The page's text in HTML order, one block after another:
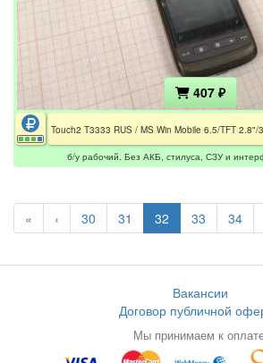
407 ₽
б/у рабочий. Без АКБ, стилуса, СЗУ и
« ‹ 30 31 32 33 34
Вакансии
Договор публичной
Мы принимаем к